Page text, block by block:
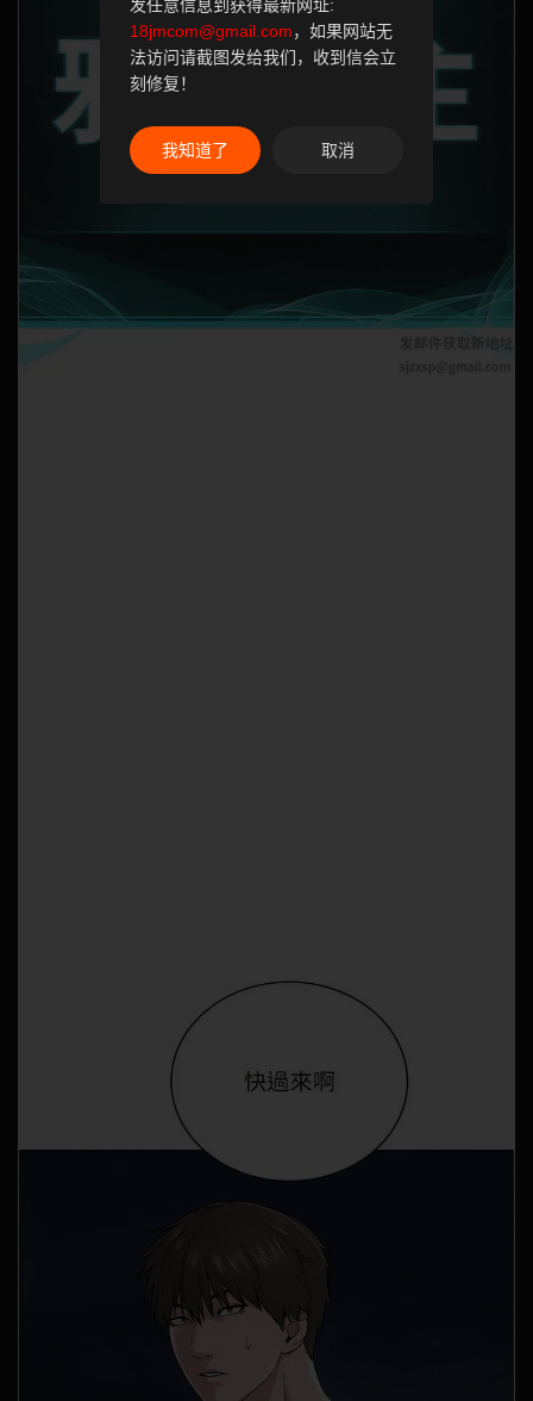
发任意信息到获得最新网址:
18jmcom@gmail.com，如果网站无
法访问请截图发给我们，收到信会立
刻修复！
我知道了 取消